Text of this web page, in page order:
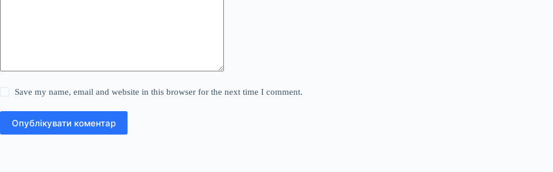
Save my name, email and website in this browser for the next time I comment.
Опублікувати коментар